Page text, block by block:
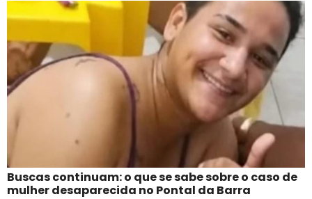
Buscas continuam: o que se sabe sobre o caso de
mulher desaparecida no Pontal da Barra